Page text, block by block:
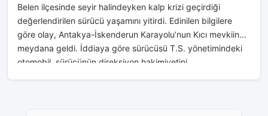
Belen ilçesinde seyir halindeyken kalp krizi geçirdiği
değerlendirilen sürücü yaşamını yitirdi. Edinilen bilgilere
göre olay, Antakya-İskenderun Karayolu’nun Kıcı mevkiinde
meydana geldi. İddiaya göre sürücüsü T.S. yönetimindeki
otomobil, sürücünün direksiyon hakimiyetini...